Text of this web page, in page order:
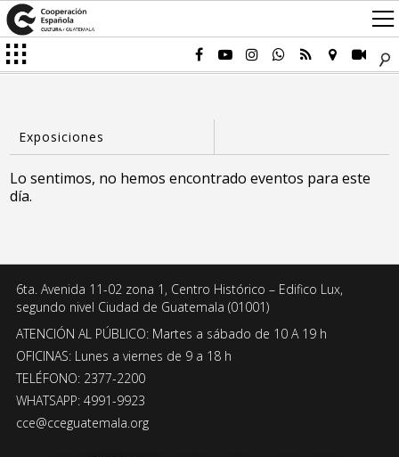
Lo sentimos, no hemos encontrado eventos para este
día.
6ta. Avenida 11-02 zona 1, Centro Histórico – Edifico Lux,
segundo nivel Ciudad de Guatemala (01001)
ATENCIÓN AL PÚBLICO: Martes a sábado de 10 A 19 h
OFICINAS: Lunes a viernes de 9 a 18 h
TELÉFONO: 2377-2200
WHATSAPP: 4991-9923
cce@cceguatemala.org